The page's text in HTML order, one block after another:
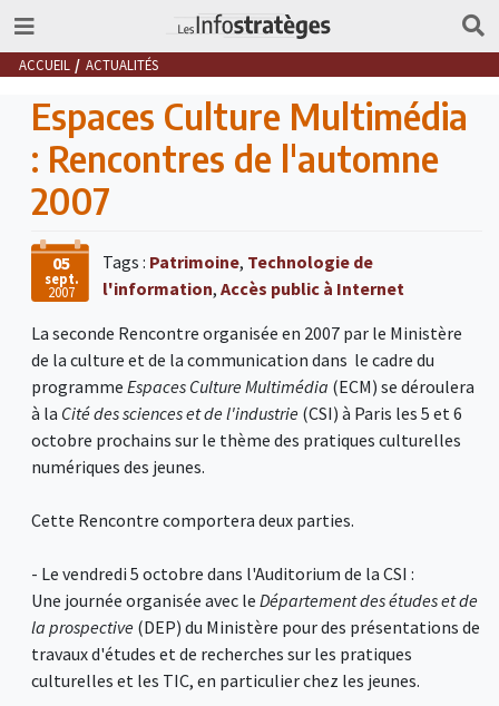
ACCUEIL ACTUALITÉS
Espaces Culture Multimédia
: Rencontres de l'automne
2007
05
sept.
2007
Tags : Patrimoine, Technologie de
l'information, Accès public à Internet
La seconde Rencontre organisée en 2007 par le Ministère
de la culture et de la communication dans le cadre du
programme Espaces Culture Multimédia (ECM) se déroulera
à la Cité des sciences et de l'industrie (CSI) à Paris les 5 et 6
octobre prochains sur le thème des pratiques culturelles
numériques des jeunes.
Cette Rencontre comportera deux parties.
- Le vendredi 5 octobre dans l'Auditorium de la CSI :
Une journée organisée avec le Département des études et de
la prospective (DEP) du Ministère pour des présentations de
travaux d'études et de recherches sur les pratiques
culturelles et les TIC, en particulier chez les jeunes.